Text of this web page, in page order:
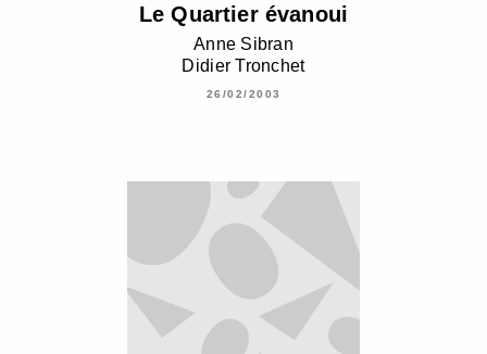
Le Quartier évanoui
Anne Sibran
Didier Tronchet
26/02/2003